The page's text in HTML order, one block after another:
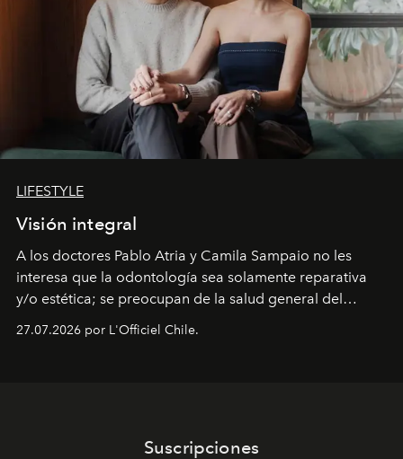
LIFESTYLE
Visión integral
A los doctores Pablo Atria y Camila Sampaio no les
interesa que la odontología sea solamente reparativa
y/o estética; se preocupan de la salud general del
intransable.
27.07.2026 por L'Officiel Chile.
Suscripciones